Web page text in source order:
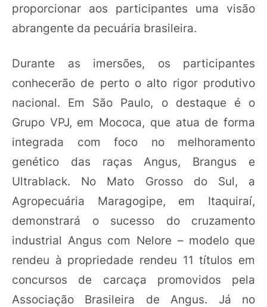
proporcionar aos participantes uma visão
abrangente da pecuária brasileira.
Durante as imersões, os participantes
conhecerão de perto o alto rigor produtivo
nacional. Em São Paulo, o destaque é o
Grupo VPJ, em Mococa, que atua de forma
integrada com foco no melhoramento
genético das raças Angus, Brangus e
Ultrablack. No Mato Grosso do Sul, a
Agropecuária Maragogipe, em Itaquiraí,
demonstrará o sucesso do cruzamento
industrial Angus com Nelore – modelo que
rendeu à propriedade rendeu 11 títulos em
concursos de carcaça promovidos pela
Associação Brasileira de Angus. Já no